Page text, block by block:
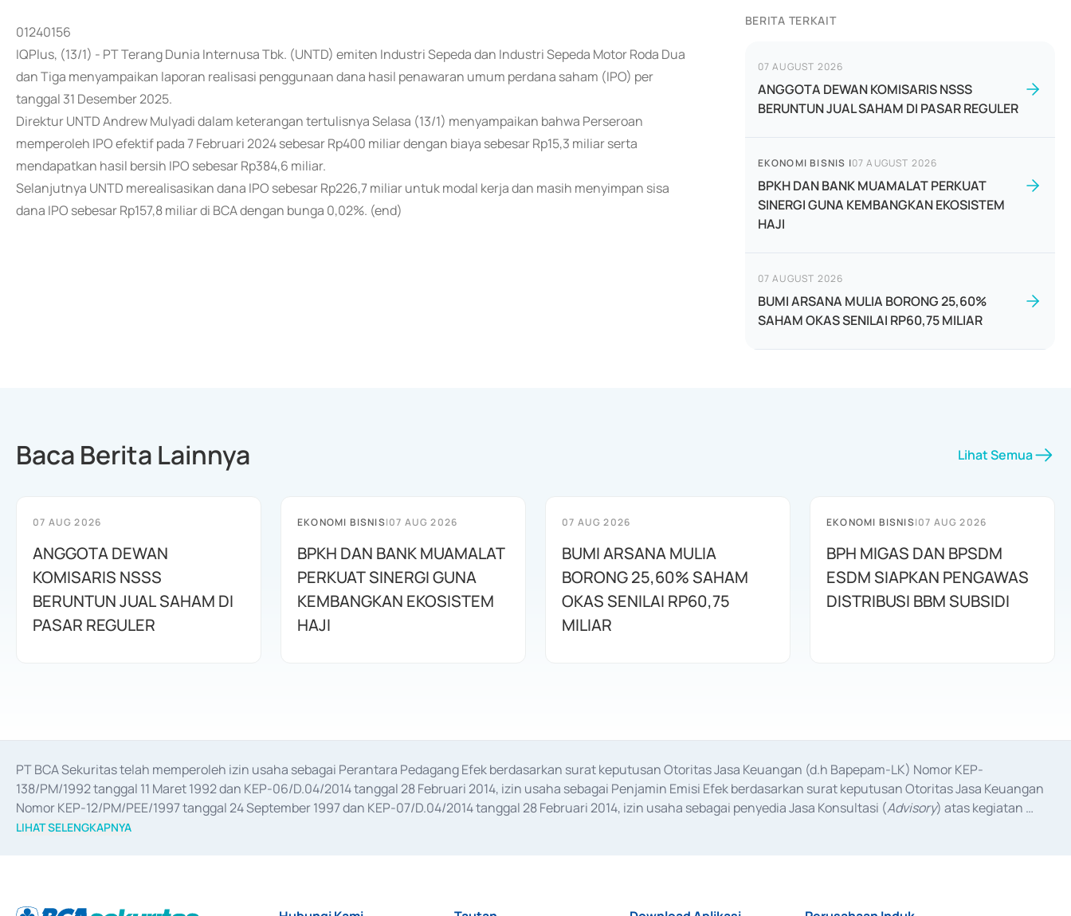
01240156
IQPlus, (13/1) - PT Terang Dunia Internusa Tbk. (UNTD) emiten Industri Sepeda dan Industri Sepeda Motor Roda Dua
dan Tiga menyampaikan laporan realisasi penggunaan dana hasil penawaran umum perdana saham (IPO) per
tanggal 31 Desember 2025.
Direktur UNTD Andrew Mulyadi dalam keterangan tertulisnya Selasa (13/1) menyampaikan bahwa Perseroan
memperoleh IPO efektif pada 7 Februari 2024 sebesar Rp400 miliar dengan biaya sebesar Rp15,3 miliar serta
mendapatkan hasil bersih IPO sebesar Rp384,6 miliar.
Selanjutnya UNTD merealisasikan dana IPO sebesar Rp226,7 miliar untuk modal kerja dan masih menyimpan sisa
dana IPO sebesar Rp157,8 miliar di BCA dengan bunga 0,02%. (end)
BERITA TERKAIT
07 AUGUST 2026
ANGGOTA DEWAN KOMISARIS NSSS
BERUNTUN JUAL SAHAM DI PASAR REGULER
EKONOMI BISNIS |07 AUGUST 2026
BPKH DAN BANK MUAMALAT PERKUAT
SINERGI GUNA KEMBANGKAN EKOSISTEM
HAJI
07 AUGUST 2026
BUMI ARSANA MULIA BORONG 25,60%
SAHAM OKAS SENILAI RP60,75 MILIAR
Baca Berita Lainnya Lihat Semua
07 AUG 2026
ANGGOTA DEWAN
KOMISARIS NSSS
BERUNTUN JUAL SAHAM DI
PASAR REGULER
EKONOMI BISNIS|07 AUG 2026
BPKH DAN BANK MUAMALAT
PERKUAT SINERGI GUNA
KEMBANGKAN EKOSISTEM
HAJI
07 AUG 2026
BUMI ARSANA MULIA
BORONG 25,60% SAHAM
OKAS SENILAI RP60,75
MILIAR
EKONOMI BISNIS|07 AUG 2026
BPH MIGAS DAN BPSDM
ESDM SIAPKAN PENGAWAS
DISTRIBUSI BBM SUBSIDI
PT BCA Sekuritas telah memperoleh izin usaha sebagai Perantara Pedagang Efek berdasarkan surat keputusan Otoritas Jasa Keuangan (d.h Bapepam-LK) Nomor KEP-
138/PM/1992 tanggal 11 Maret 1992 dan KEP-06/D.04/2014 tanggal 28 Februari 2014, izin usaha sebagai Penjamin Emisi Efek berdasarkan surat keputusan Otoritas Jasa Keuangan
Nomor KEP-12/PM/PEE/1997 tanggal 24 September 1997 dan KEP-07/D.04/2014 tanggal 28 Februari 2014, izin usaha sebagai penyedia Jasa Konsultasi (Advisory) atas kegiatan
merger, akuisisi, divestasi, dan
LIHAT SELENGKAPNYA